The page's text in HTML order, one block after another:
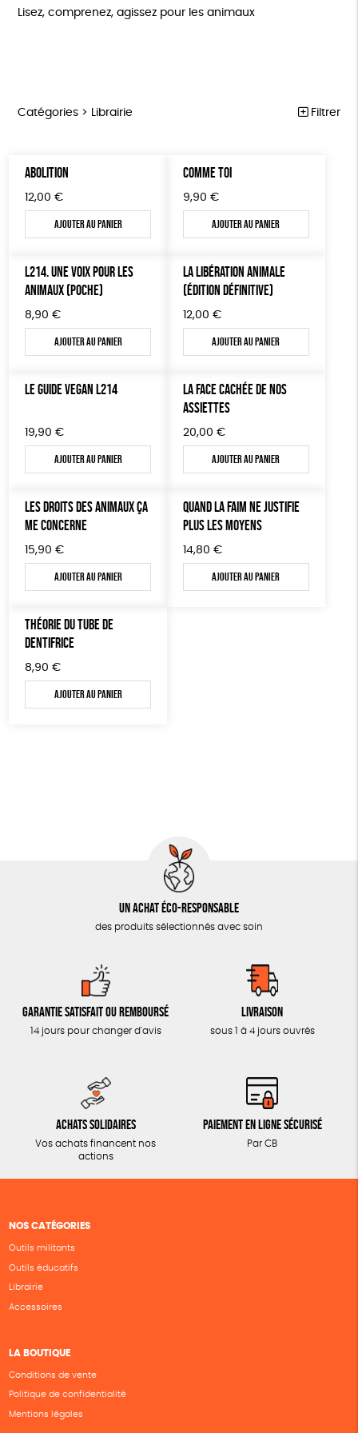
Lisez, comprenez, agissez pour les animaux
Catégories > Librairie Filtrer
CARTES
BROCHURES
OUTILS ÉDUCATIFS
CUISINE / NUTRITION
ESSAIS
BADGES
TOUT
Par défaut
Popularité
Nouveauté
Prix : du - cher au + cher
Disponibilité
0 € - 50 €
100 € - 150 €
150 € - 200 €
Plus de 200€
Mots clés
ABOLITION
12,00 €
Ajouter au panier
COMME TOI
9,90 €
Ajouter au panier
L214. UNE VOIX POUR LES
ANIMAUX (POCHE)
8,90 €
Ajouter au panier
LA LIBÉRATION ANIMALE
(ÉDITION DÉFINITIVE)
12,00 €
Ajouter au panier
LE GUIDE VEGAN L214
19,90 €
Ajouter au panier
LA FACE CACHÉE DE NOS
ASSIETTES
20,00 €
Ajouter au panier
LES DROITS DES ANIMAUX ÇA
ME CONCERNE
15,90 €
Ajouter au panier
QUAND LA FAIM NE JUSTIFIE
PLUS LES MOYENS
14,80 €
Ajouter au panier
THÉORIE DU TUBE DE
DENTIFRICE
8,90 €
Ajouter au panier
Un achat éco-responsable
des produits sélectionnés avec soin
Garantie satisfait ou remboursé
14 jours pour changer d'avis
Livraison
sous 1 à 4 jours ouvrés
Achats solidaires
Vos achats financent nos
actions
Paiement en ligne sécurisé
Par CB
NOS CATÉGORIES
Outils militants
Outils éducatifs
Librairie
Accessoires
LA BOUTIQUE
Conditions de vente
Politique de confidentialité
Mentions légales